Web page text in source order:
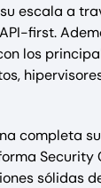
escala a
first.
los
completa
Security
sólidas